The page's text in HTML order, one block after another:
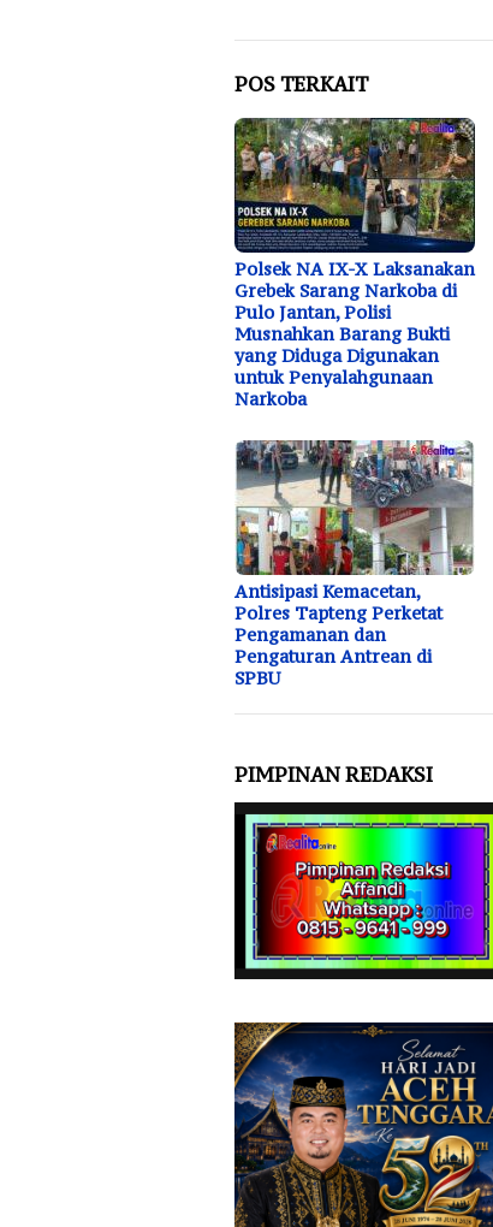
POS TERKAIT
Polsek NA IX-X Laksanakan
Grebek Sarang Narkoba di
Pulo Jantan, Polisi
Musnahkan Barang Bukti
yang Diduga Digunakan
untuk Penyalahgunaan
Narkoba
Antisipasi Kemacetan,
Polres Tapteng Perketat
Pengamanan dan
Pengaturan Antrean di
SPBU
PIMPINAN REDAKSI